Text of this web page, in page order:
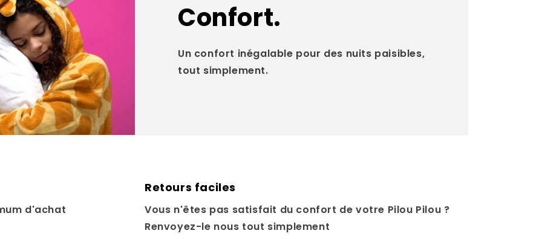
Confort.
Un confort inégalable pour des nuits paisibles,
tout simplement.
d'achat
Retours faciles
Vous n'êtes pas satisfait du confort de votre Pilou Pilou ?
Renvoyez-le nous tout simplement